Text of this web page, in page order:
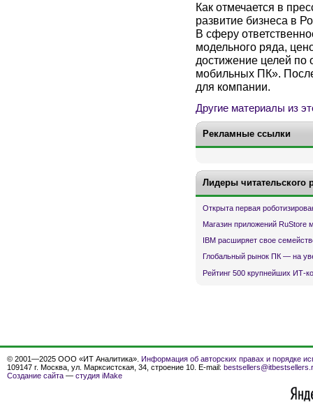
Как отмечается в
развитие бизнеса в
В сферу
модельного ряда,
достижение целей
мобильных ПК».
для компании.
Другие материалы из
Рекламные ссылки
Лидеры читательского
Открыта первая
Магазин приложений RuStore
IBM расширяет свое
Глобальный рынок ПК — на
Рейтинг 500 крупнейших ИТ-
© 2001—2025 ООО «ИТ Аналитика». Информация об авторских правах и порядке
109147 г. Москва, ул. Марксистская, 34, строение 10. E-mail:
Создание сайта — студия iMake